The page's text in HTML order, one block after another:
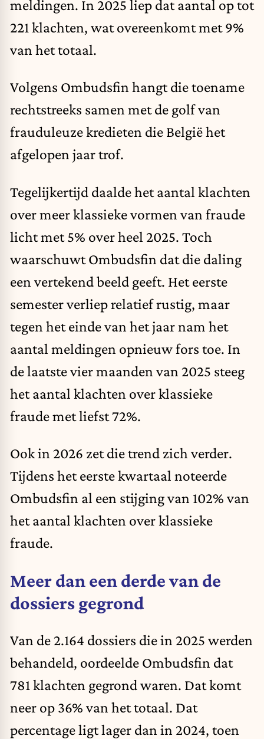
meldingen. In 2025 liep dat aantal op tot
221 klachten, wat overeenkomt met 9%
van het totaal.
Volgens Ombudsfin hangt die toename
rechtstreeks samen met de golf van
frauduleuze kredieten die België het
afgelopen jaar trof.
Tegelijkertijd daalde het aantal klachten
over meer klassieke vormen van fraude
licht met 5% over heel 2025. Toch
waarschuwt Ombudsfin dat die daling
een vertekend beeld geeft. Het eerste
semester verliep relatief rustig, maar
tegen het einde van het jaar nam het
aantal meldingen opnieuw fors toe. In
de laatste vier maanden van 2025 steeg
het aantal klachten over klassieke
fraude met liefst 72%.
Ook in 2026 zet die trend zich verder.
Tijdens het eerste kwartaal noteerde
Ombudsfin al een stijging van 102% van
het aantal klachten over klassieke
fraude.
Meer dan een derde van de
dossiers gegrond
Van de 2.164 dossiers die in 2025 werden
behandeld, oordeelde Ombudsfin dat
781 klachten gegrond waren. Dat komt
neer op 36% van het totaal. Dat
percentage ligt lager dan in 2024, toen